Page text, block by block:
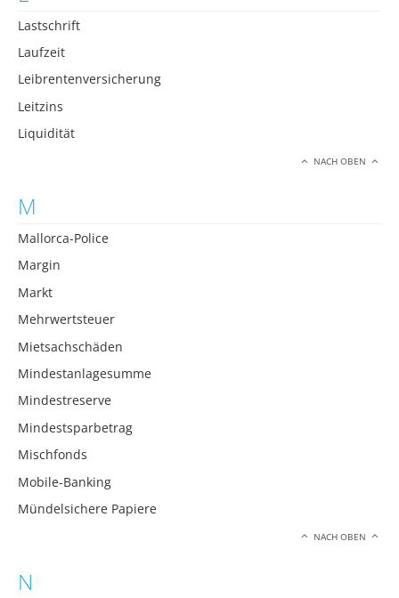
Lastschrift
Laufzeit
Leibrentenversicherung
Leitzins
Liquidität
NACH OBEN
M
Mallorca-Police
Margin
Markt
Mehrwertsteuer
Mietsachschäden
Mindestanlagesumme
Mindestreserve
Mindestsparbetrag
Mischfonds
Mobile-Banking
Mündelsichere Papiere
NACH OBEN
N